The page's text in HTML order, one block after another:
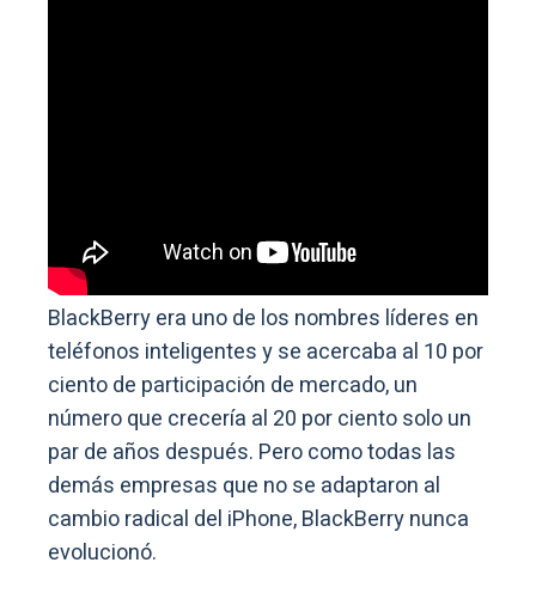
BlackBerry era uno de los nombres líderes en
teléfonos inteligentes y se acercaba al 10 por
ciento de participación de mercado, un
número que crecería al 20 por ciento solo un
par de años después. Pero como todas las
demás empresas que no se adaptaron al
cambio radical del iPhone, BlackBerry nunca
evolucionó.